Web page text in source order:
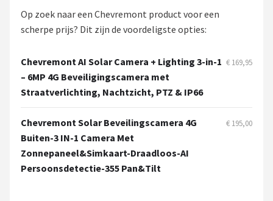
Smartwares
Alle merken →
Op zoek naar een Chevremont product voor een
scherpe prijs? Dit zijn de voordeligste opties:
Chevremont AI Solar Camera + Lighting 3-in-1
– 6MP 4G Beveiligingscamera met
Straatverlichting, Nachtzicht, PTZ & IP66
€ 169,95
Chevremont Solar Beveilingscamera 4G
Buiten-3 IN-1 Camera Met
Zonnepaneel&Simkaart-Draadloos-AI
Persoonsdetectie-355 Pan&Tilt
€ 195,00